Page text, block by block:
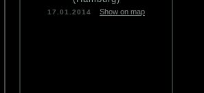
17.01.2014 Show on map